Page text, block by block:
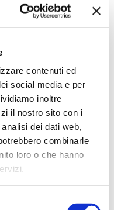
contenuti ed
social media e per
inoltre
il nostro sito con i
dei dati web,
combinarle
loro o che hanno